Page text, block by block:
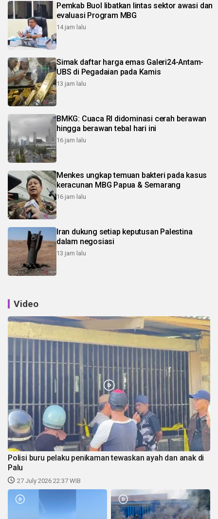
Pemkab Buol libatkan lintas sektor awasi dan
evaluasi Program MBG
14 jam lalu
Simak daftar harga emas Galeri24-Antam-
UBS di Pegadaian pada Kamis
13 jam lalu
BMKG: Cuaca RI didominasi cerah berawan
hingga berawan tebal hari ini
16 jam lalu
Menkes ungkap temuan bakteri pada kasus
keracunan MBG Papua & Semarang
16 jam lalu
Iran dukung setiap keputusan Palestina
dalam negosiasi
13 jam lalu
Video
Polisi buru pelaku penikaman tewaskan ayah dan anak di
Palu
27 July 2026 22:37 WIB